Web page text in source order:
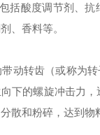
括酸度调节剂、
、香料等。
动转齿（或称为
下的螺旋冲击力
散和粉碎，达到物